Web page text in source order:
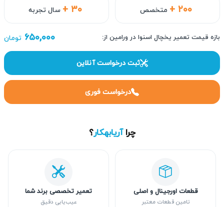
+ ۲۰۰ متخصص + ۳۰ سال تجربه
بازه قیمت تعمیر یخچال اسنوا در ورامین از: ۶۵۰,۰۰۰ تومان
ثبت درخواست آنلاین
درخواست فوری
چراآریابهکار؟
قطعات اورجینال و اصلی
تامین قطعات معتبر
تعمیر تخصصی برند شما
عیب‌یابی دقیق